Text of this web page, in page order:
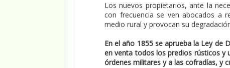
Los nuevos propietarios, ante la
con frecuencia se ven abocados a
medio rural y provocan su
En el año 1855 se aprueba la Ley de
en venta todos los predios rústicos y
órdenes militares y a las cofradías, y